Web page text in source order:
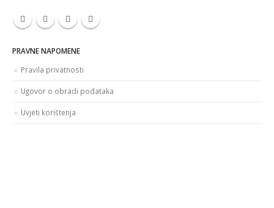
PRAVNE NAPOMENE
Pravila privatnosti
Ugovor o obradi podataka
Uvjeti korištenja